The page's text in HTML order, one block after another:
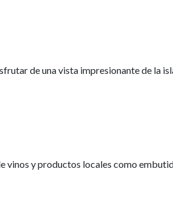
de una vista impresionante de la
vinos y productos locales como